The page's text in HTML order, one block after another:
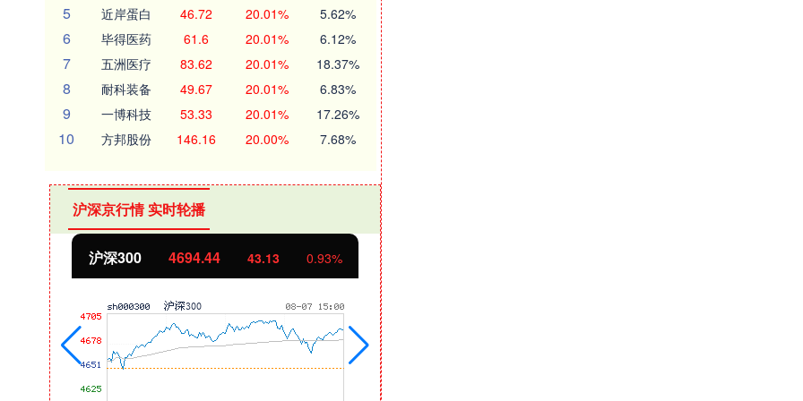
5 近岸蛋白 46.72 20.01% 5.62%
6 毕得医药 61.6 20.01% 6.12%
7 五洲医疗 83.62 20.01% 18.37%
8 耐科装备 49.67 20.01% 6.83%
9 一博科技 53.33 20.01% 17.26%
10 方邦股份 146.16 20.00% 7.68%
沪深京行情 实时轮播
北证50 1134.24 11.37 1.01%